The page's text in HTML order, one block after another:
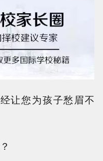
让您为孩子愁眉不